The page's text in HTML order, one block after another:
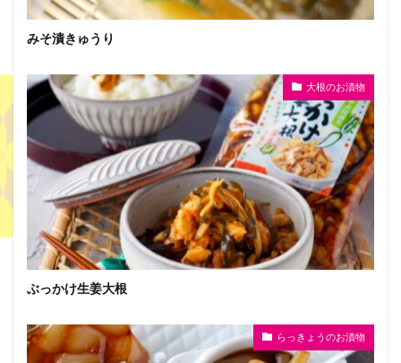
みそ漬きゅうり
大根のお漬物
ぶっかけ生姜大根
らっきょうのお漬物